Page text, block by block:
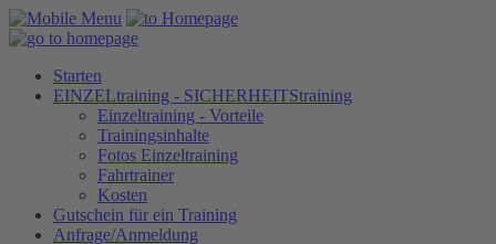
Starten
EINZELtraining - SICHERHEITStraining
Einzeltraining - Vorteile
Trainingsinhalte
Fotos Einzeltraining
Fahrtrainer
Kosten
Gutschein für ein Training
Anfrage/Anmeldung